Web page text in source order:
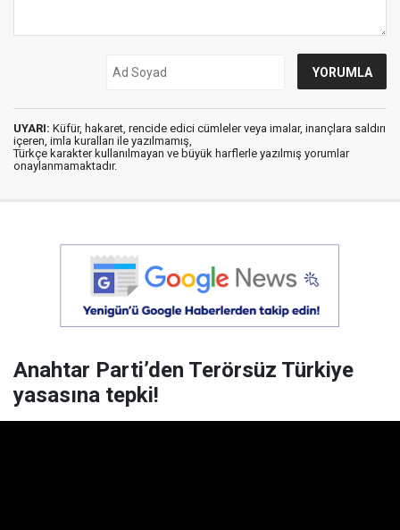
UYARI: Küfür, hakaret, rencide edici cümleler veya imalar, inançlara saldırı
içeren, imla kuralları ile yazılmamış,
Türkçe karakter kullanılmayan ve büyük harflerle yazılmış yorumlar
onaylanmamaktadır.
Anahtar Parti’den Terörsüz Türkiye
yasasına tepki!